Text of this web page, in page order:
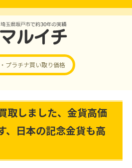
プラチナ買い取り価格
取しました、金貨高価
、日本の記念金貨も高